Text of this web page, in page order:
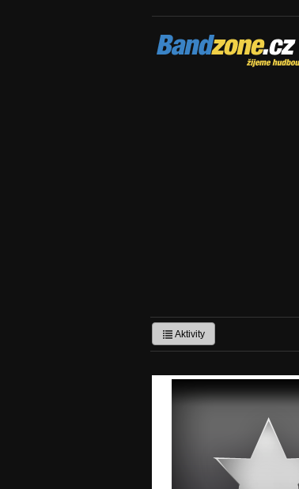
Bandzone.cz
žijeme hudbou
Aktivity